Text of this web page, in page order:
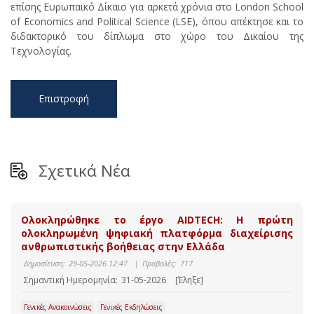
επίσης Ευρωπαϊκό Δίκαιο για αρκετά χρόνια στο London School
of Economics and Political Science (LSE), όπου απέκτησε και το
διδακτορικό του δίπλωμα στο χώρο του Δικαίου της
Τεχνολογίας.
Επιστροφή
Σχετικά Νέα
Ολοκληρώθηκε το έργο AIDTECH: Η πρώτη
ολοκληρωμένη ψηφιακή πλατφόρμα διαχείρισης
ανθρωπιστικής βοήθειας στην Ελλάδα
Δημοσίευση: 29-05-2026 12:47 | Προβολές: 717
Σημαντική Ημερομηνία: 31-05-2026 [Έληξε]
Γενικές Ανακοινώσεις Γενικές Εκδηλώσεις